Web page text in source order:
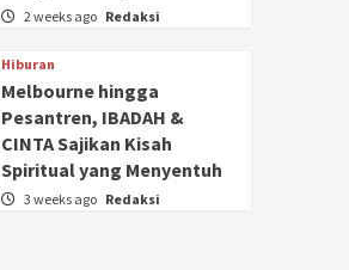
2 weeks ago Redaksi
Hiburan
Melbourne hingga
Pesantren, IBADAH &
CINTA Sajikan Kisah
Spiritual yang Menyentuh
3 weeks ago Redaksi